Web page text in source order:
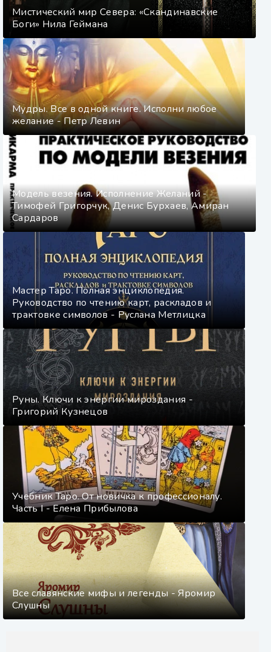
Мистический мир Севера: «Скандинавские
Боги» Нила Геймана
Мудры. Все в одной книге. Исполни любое
желание - Петр Левин
Модель везения. Исполнение Желаний -
Тимофей Григорчук, Денис Бурхаев, Амиран
Сардаров
Мастер Таро. Полная энциклопедия.
Руководство по чтению карт, раскладов и
трактовке символов - Руслана Метлицка
Руны. Ключи к энергии мироздания -
Григорий Кузнецов
Учебник Таро. От новичка к профессионалу.
Часть I - Елена Прибылова
Все славянские мифы и легенды - Яромир
Слушны